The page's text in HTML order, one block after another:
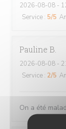
2026-08-08 -
Service : 5/5
Pauline B
2026-08-08 -
Service : 2/5
On a été